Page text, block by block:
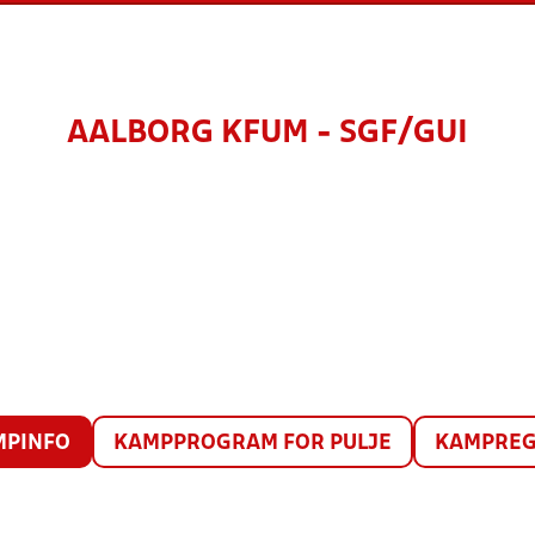
AALBORG KFUM - SGF/GUI
KAMPPROGRAM FOR PULJE